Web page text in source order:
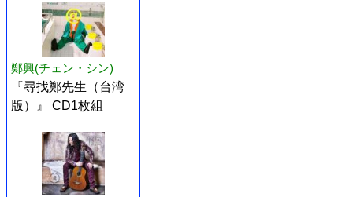
鄭興(チェン・シン)
『尋找鄭先生（台湾
版）』 CD1枚組